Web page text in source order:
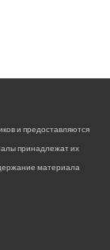
и предоставляются
принадлежат их
материала